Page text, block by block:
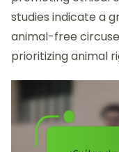
studies indicate a
animal-free
prioritizing animal